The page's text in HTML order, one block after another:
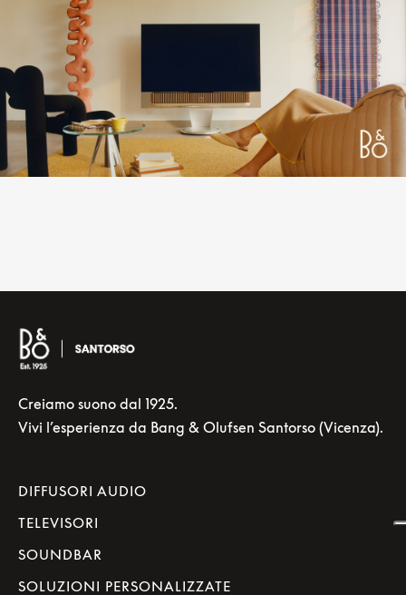
Creiamo suono dal 1925.
Vivi l’esperienza da Bang & Olufsen Santorso (Vicenza).
DIFFUSORI AUDIO
TELEVISORI
SOUNDBAR
SOLUZIONI PERSONALIZZATE